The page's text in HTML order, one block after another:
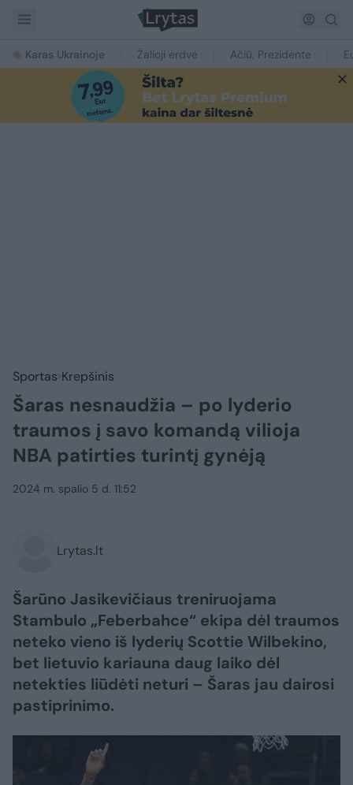
Karas Ukrainoje Žalioji erdvė Ačiū, Prezidente
Sportas Krepšinis
Šaras nesnaudžia – po lyderio
traumos į savo komandą vilioja
NBA patirties turintį gynėją
2024 m. spalio 5 d. 11:52
Lrytas.lt
Šarūno Jasikevičiaus treniruojama
Stambulo „Feberbahce“ ekipa dėl traumos
neteko vieno iš lyderių Scottie Wilbekino,
bet lietuvio kariauna daug laiko dėl
netekties liūdėti neturi – Šaras jau dairosi
pastiprinimo.